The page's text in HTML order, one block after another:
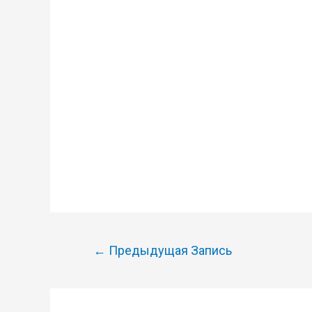
Навигация
← Предыдущая Запись